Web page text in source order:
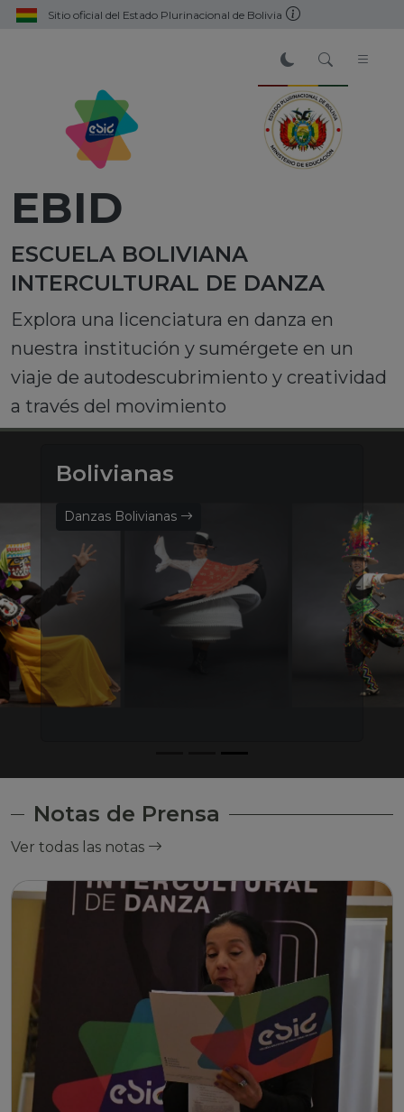
Sitio oficial del Estado Plurinacional de Bolivia
EBID
ESCUELA BOLIVIANA
INTERCULTURAL DE DANZA
Explora una licenciatura en danza en
nuestra institución y sumérgete en un
viaje de autodescubrimiento y creatividad
a través del movimiento
Bolivianas
Danzas Bolivianas
Notas de Prensa
Ver todas las notas